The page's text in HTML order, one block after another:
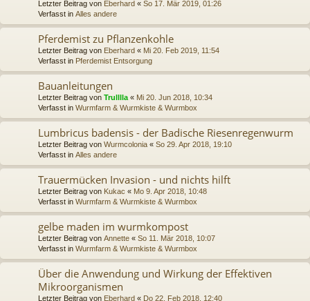
Letzter Beitrag von Eberhard « So 17. Mär 2019, 01:26
Verfasst in Alles andere
Pferdemist zu Pflanzenkohle
Letzter Beitrag von Eberhard « Mi 20. Feb 2019, 11:54
Verfasst in Pferdemist Entsorgung
Bauanleitungen
Letzter Beitrag von Trulllla « Mi 20. Jun 2018, 10:34
Verfasst in Wurmfarm & Wurmkiste & Wurmbox
Lumbricus badensis - der Badische Riesenregenwurm
Letzter Beitrag von Wurmcolonia « So 29. Apr 2018, 19:10
Verfasst in Alles andere
Trauermücken Invasion - und nichts hilft
Letzter Beitrag von Kukac « Mo 9. Apr 2018, 10:48
Verfasst in Wurmfarm & Wurmkiste & Wurmbox
gelbe maden im wurmkompost
Letzter Beitrag von Annette « So 11. Mär 2018, 10:07
Verfasst in Wurmfarm & Wurmkiste & Wurmbox
Über die Anwendung und Wirkung der Effektiven
Mikroorganismen
Letzter Beitrag von Eberhard « Do 22. Feb 2018, 12:40